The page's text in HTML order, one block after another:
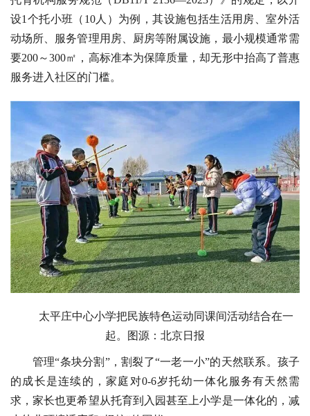
设1个托小班（10人）为例，其设施包括生活用房、室外活
动场所、服务管理用房、厨房等附属设施，最小规模通常需
要200～300㎡，高标准本为保障质量，却无形中抬高了普惠
服务进入社区的门槛。
太平庄中心小学把民族特色运动同课间活动结合在一
起。图源：北京日报
管理“条块分割”，割裂了“一老一小”的天然联系。孩子
的成长是连续的，家庭对0-6岁托幼一体化服务有天然需
求，家长也更希望从托育到入园甚至上小学是一体化的，减